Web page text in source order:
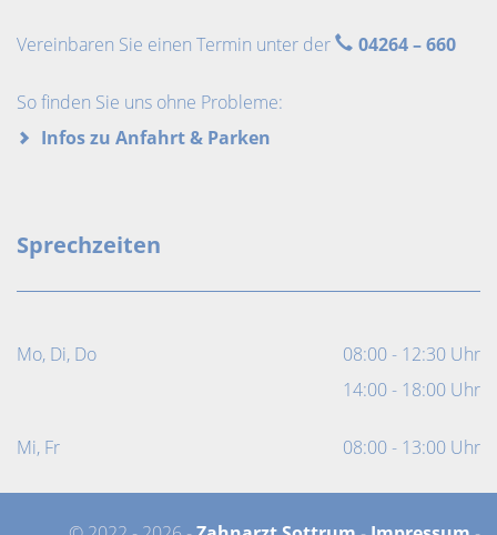
Vereinbaren Sie einen Termin unter der 04264 – 660
So finden Sie uns ohne Probleme:
Infos zu Anfahrt & Parken
Sprechzeiten
Mo, Di, Do
08:00 - 12:30 Uhr
14:00 - 18:00 Uhr
Mi, Fr 08:00 - 13:00 Uhr